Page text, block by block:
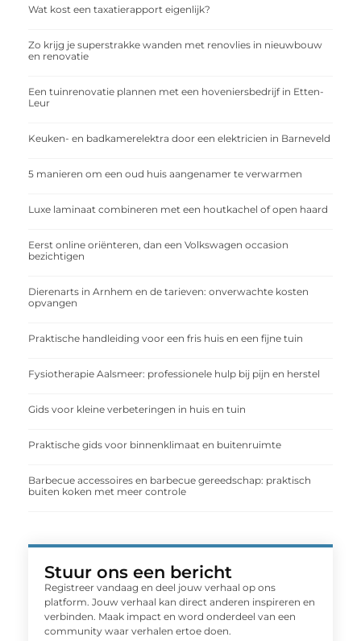
Wat kost een taxatierapport eigenlijk?
Zo krijg je superstrakke wanden met renovlies in nieuwbouw
en renovatie
Een tuinrenovatie plannen met een hoveniersbedrijf in Etten-
Leur
Keuken- en badkamerelektra door een elektricien in Barneveld
5 manieren om een oud huis aangenamer te verwarmen
Luxe laminaat combineren met een houtkachel of open haard
Eerst online oriënteren, dan een Volkswagen occasion
bezichtigen
Dierenarts in Arnhem en de tarieven: onverwachte kosten
opvangen
Praktische handleiding voor een fris huis en een fijne tuin
Fysiotherapie Aalsmeer: professionele hulp bij pijn en herstel
Gids voor kleine verbeteringen in huis en tuin
Praktische gids voor binnenklimaat en buitenruimte
Barbecue accessoires en barbecue gereedschap: praktisch
buiten koken met meer controle
Stuur ons een bericht
Registreer vandaag en deel jouw verhaal op ons
platform. Jouw verhaal kan direct anderen inspireren en
verbinden. Maak impact en word onderdeel van een
community waar verhalen ertoe doen.